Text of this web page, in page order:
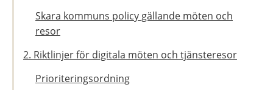
Skara kommuns policy gällande möten och
resor
2. Riktlinjer för digitala möten och tjänsteresor
Prioriteringsordning